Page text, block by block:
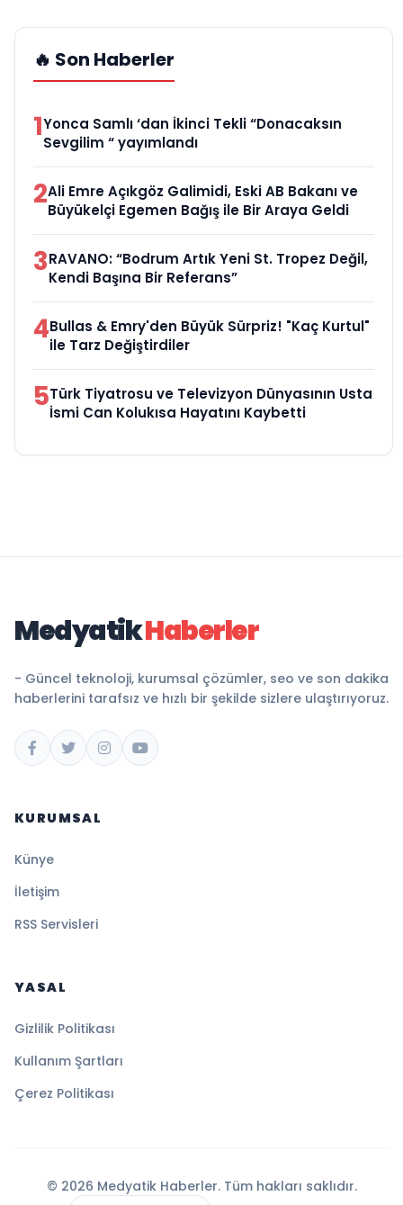
🔥 Son Haberler
1Yonca Samlı ‘dan İkinci Tekli “Donacaksın
Sevgilim “ yayımlandı
2Ali Emre Açıkgöz Galimidi, Eski AB Bakanı ve
Büyükelçi Egemen Bağış ile Bir Araya Geldi
3RAVANO: “Bodrum Artık Yeni St. Tropez Değil,
Kendi Başına Bir Referans”
4Bullas & Emry'den Büyük Sürpriz! "Kaç Kurtul"
ile Tarz Değiştirdiler
5Türk Tiyatrosu ve Televizyon Dünyasının Usta
İsmi Can Kolukısa Hayatını Kaybetti
MedyatikHaberler
- Güncel teknoloji, kurumsal çözümler, seo ve son dakika
haberlerini tarafsız ve hızlı bir şekilde sizlere ulaştırıyoruz.
KURUMSAL
Künye
İletişim
RSS Servisleri
YASAL
Gizlilik Politikası
Kullanım Şartları
Çerez Politikası
© 2026 Medyatik Haberler. Tüm hakları saklıdır.